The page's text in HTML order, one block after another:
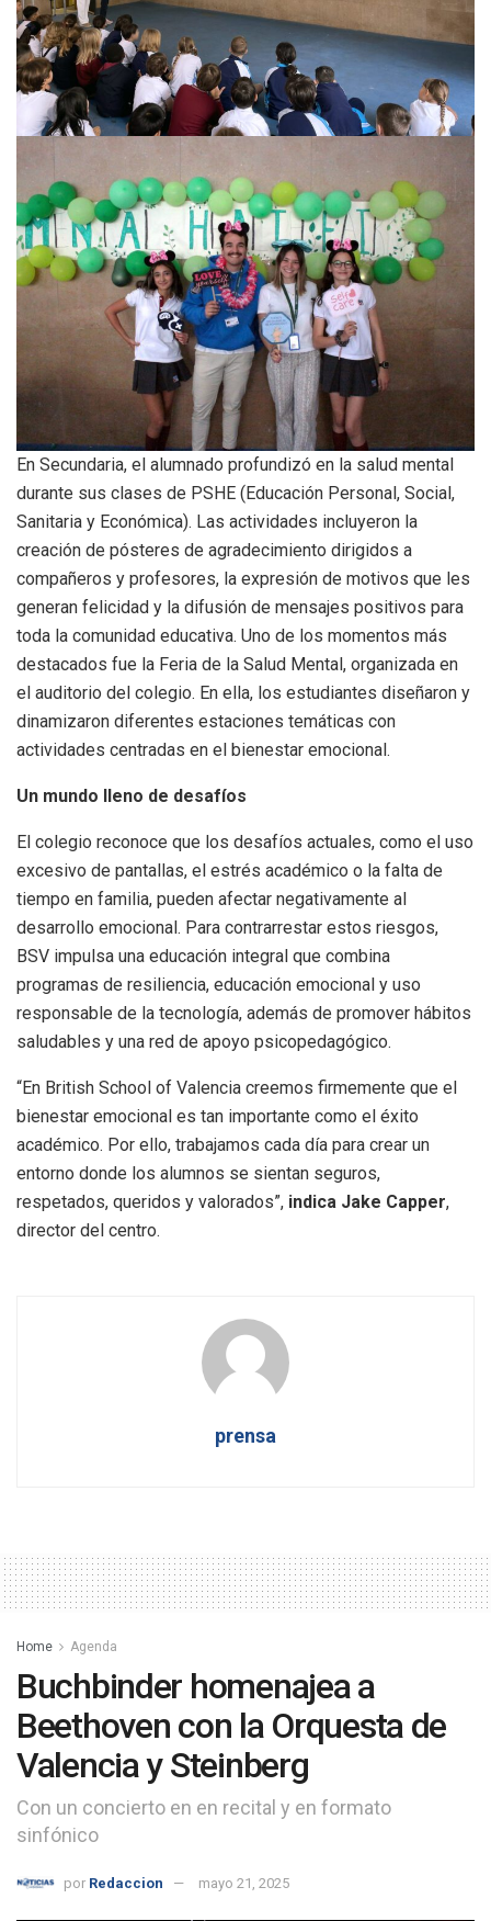
En Secundaria, el alumnado profundizó en la salud mental
durante sus clases de PSHE (Educación Personal, Social,
Sanitaria y Económica). Las actividades incluyeron la
creación de pósteres de agradecimiento dirigidos a
compañeros y profesores, la expresión de motivos que les
generan felicidad y la difusión de mensajes positivos para
toda la comunidad educativa. Uno de los momentos más
destacados fue la Feria de la Salud Mental, organizada en
el auditorio del colegio. En ella, los estudiantes diseñaron y
dinamizaron diferentes estaciones temáticas con
actividades centradas en el bienestar emocional.
Un mundo lleno de desafíos
El colegio reconoce que los desafíos actuales, como el uso
excesivo de pantallas, el estrés académico o la falta de
tiempo en familia, pueden afectar negativamente al
desarrollo emocional. Para contrarrestar estos riesgos,
BSV impulsa una educación integral que combina
programas de resiliencia, educación emocional y uso
responsable de la tecnología, además de promover hábitos
saludables y una red de apoyo psicopedagógico.
“En British School of Valencia creemos firmemente que el
bienestar emocional es tan importante como el éxito
académico. Por ello, trabajamos cada día para crear un
entorno donde los alumnos se sientan seguros,
respetados, queridos y valorados”, indica Jake Capper,
director del centro.
prensa
Home Agenda
Buchbinder homenajea a
Beethoven con la Orquesta de
Valencia y Steinberg
Con un concierto en en recital y en formato
sinfónico
por Redaccion mayo 21, 2025